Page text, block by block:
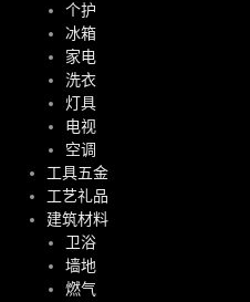
个护
冰箱
家电
洗衣
灯具
电视
空调
工具五金
工艺礼品
建筑材料
卫浴
墙地
燃气